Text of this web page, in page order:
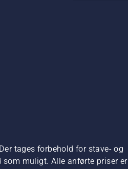
tages forbehold for stave- og
muligt. Alle anførte priser er